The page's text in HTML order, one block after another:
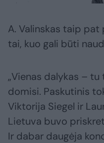
A. Valinskas taip
tai, kuo gali būti
„Vienas dalykas –
domisi. Paskutinis
Viktorija Siegel ir
Lietuva buvo
Ir dabar daugėja